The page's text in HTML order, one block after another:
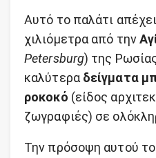
Αυτό το παλάτι
χιλιόμετρα από την
Petersburg) της
καλύτερα δείγματα
ροκοκό (είδος
ζωγραφιές) σε
Την πρόσοψη αυτού